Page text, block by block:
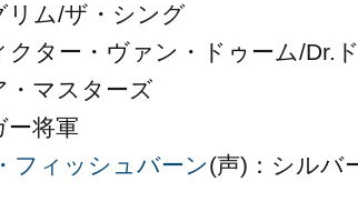
リム/ザ・シング
クター・ヴァン・ドゥーム/Dr.
・マスターズ
ー将軍
フィッシュバーン(声)：シルバ